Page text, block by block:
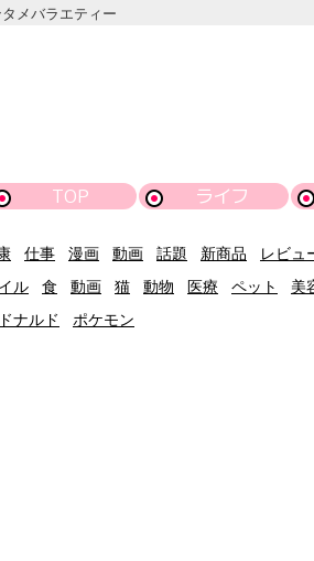
メバラエティー
TOP ライフ
仕事 漫画 動画 話題 新商品
レビュ
ル 食 動画 猫 動物 医療 ペット 美
ナルド ポケモン